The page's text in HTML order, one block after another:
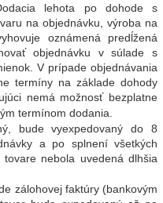
lehota po dohode s
na objednávku, výroba na
oznámená predĺžená
objednávku v súlade s
V prípade objednávania
termíny na základe dohody
nemá možnosť bezplatne
termínom dodania.
bude vyexpedovaný do 8
a po splnení všetkých
nebola uvedená dlhšia
zálohovej faktúry (bankovým